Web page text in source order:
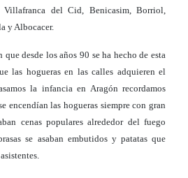
del Cid, Benicasim, Borriol,
y Albocacer.
desde los años 90 se ha hecho de esta
las hogueras en las calles adquieren el
la infancia en Aragón recordamos
encendían las hogueras siempre con gran
cenas populares alrededor del fuego
se asaban embutidos y patatas que